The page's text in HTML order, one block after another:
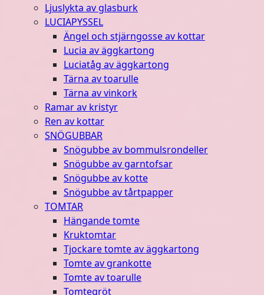
Ljuslykta av glasburk
LUCIAPYSSEL
Ängel och stjärngosse av kottar
Lucia av äggkartong
Luciatåg av äggkartong
Tärna av toarulle
Tärna av vinkork
Ramar av kristyr
Ren av kottar
SNÖGUBBAR
Snögubbe av bommulsrondeller
Snögubbe av garntofsar
Snögubbe av kotte
Snögubbe av tårtpapper
TOMTAR
Hängande tomte
Kruktomtar
Tjockare tomte av äggkartong
Tomte av grankotte
Tomte av toarulle
Tomtegröt